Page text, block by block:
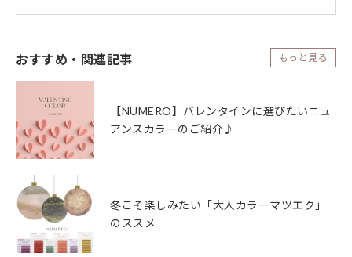
おすすめ・関連記事 もっと見る
【NUMERO】バレンタインに選びたいニュ
アンスカラーのご紹介♪
冬こそ楽しみたい「大人カラーマツエク」
のススメ